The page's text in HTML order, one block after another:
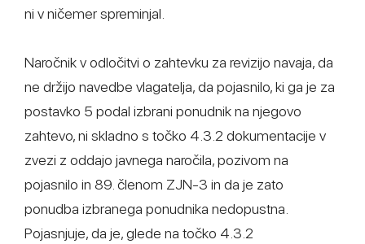
ni v ničemer spreminjal.
Naročnik v odločitvi o zahtevku za revizijo navaja, da
ne držijo navedbe vlagatelja, da pojasnilo, ki ga je za
postavko 5 podal izbrani ponudnik na njegovo
zahtevo, ni skladno s točko 4.3.2 dokumentacije v
zvezi z oddajo javnega naročila, pozivom na
pojasnilo in 89. členom ZJN-3 in da je zato
ponudba izbranega ponudnika nedopustna.
Pojasnjuje, da je, glede na točko 4.3.2